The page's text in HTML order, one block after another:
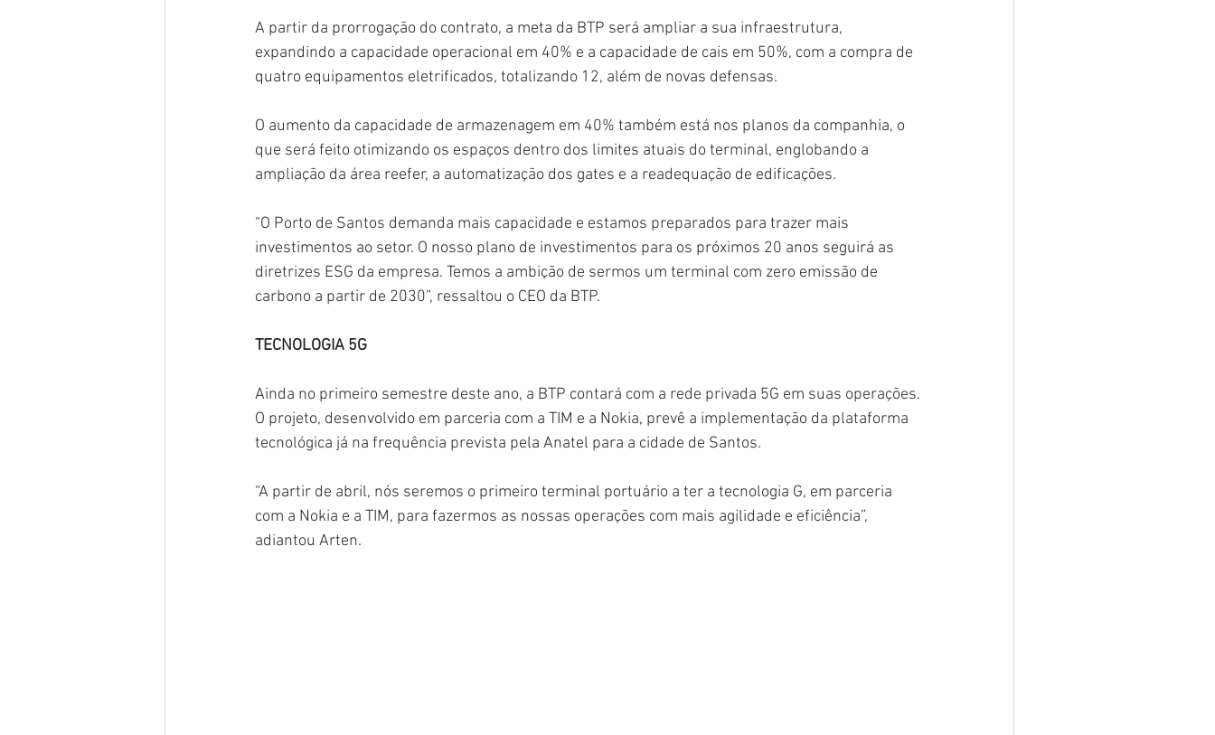
A partir da prorrogação do contrato, a meta da BTP será ampliar a sua infraestrutura,
expandindo a capacidade operacional em 40% e a capacidade de cais em 50%, com a compra de
quatro equipamentos eletrificados, totalizando 12, além de novas defensas.
O aumento da capacidade de armazenagem em 40% também está nos planos da companhia, o
que será feito otimizando os espaços dentro dos limites atuais do terminal, englobando a
ampliação da área reefer, a automatização dos gates e a readequação de edificações.
“O Porto de Santos demanda mais capacidade e estamos preparados para trazer mais
investimentos ao setor. O nosso plano de investimentos para os próximos 20 anos seguirá as
diretrizes ESG da empresa. Temos a ambição de sermos um terminal com zero emissão de
carbono a partir de 2030”, ressaltou o CEO da BTP.
TECNOLOGIA 5G
Ainda no primeiro semestre deste ano, a BTP contará com a rede privada 5G em suas operações.
O projeto, desenvolvido em parceria com a TIM e a Nokia, prevê a implementação da plataforma
tecnológica já na frequência prevista pela Anatel para a cidade de Santos.
“A partir de abril, nós seremos o primeiro terminal portuário a ter a tecnologia G, em parceria
com a Nokia e a TIM, para fazermos as nossas operações com mais agilidade e eficiência”,
adiantou Arten.